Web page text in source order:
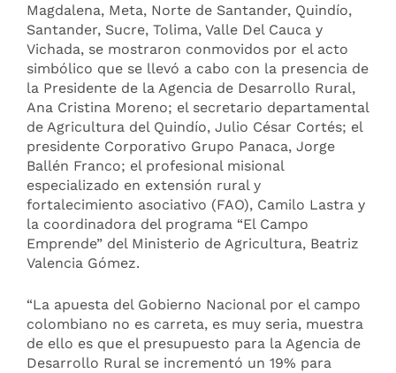
Magdalena, Meta, Norte de Santander, Quindío,
Santander, Sucre, Tolima, Valle Del Cauca y
Vichada, se mostraron conmovidos por el acto
simbólico que se llevó a cabo con la presencia de
la Presidente de la Agencia de Desarrollo Rural,
Ana Cristina Moreno; el secretario departamental
de Agricultura del Quindío, Julio César Cortés; el
presidente Corporativo Grupo Panaca, Jorge
Ballén Franco; el profesional misional
especializado en extensión rural y
fortalecimiento asociativo (FAO), Camilo Lastra y
la coordinadora del programa “El Campo
Emprende” del Ministerio de Agricultura, Beatriz
Valencia Gómez.
“La apuesta del Gobierno Nacional por el campo
colombiano no es carreta, es muy seria, muestra
de ello es que el presupuesto para la Agencia de
Desarrollo Rural se incrementó un 19% para